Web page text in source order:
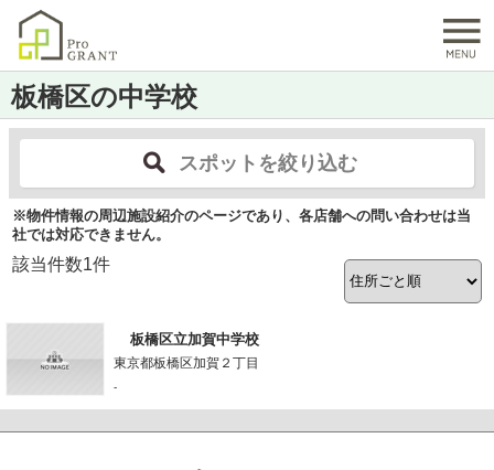
板橋区の中学校
スポットを絞り込む
※物件情報の周辺施設紹介のページであり、各店舗への問い合わせは当
社では対応できません。
該当件数1件
板橋区立加賀中学校
東京都板橋区加賀２丁目
-